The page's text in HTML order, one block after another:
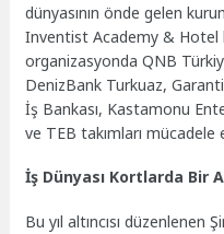
dünyasının önde gelen
Inventist Academy & Hotel
organizasyonda QNB
DenizBank Turkuaz,
İş Bankası, Kastamonu
ve TEB takımları mücadele
İş Dünyası Kortlarda Bir
Bu yıl altıncısı düzenlenen